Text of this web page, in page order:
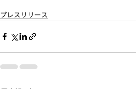
プレスリリース